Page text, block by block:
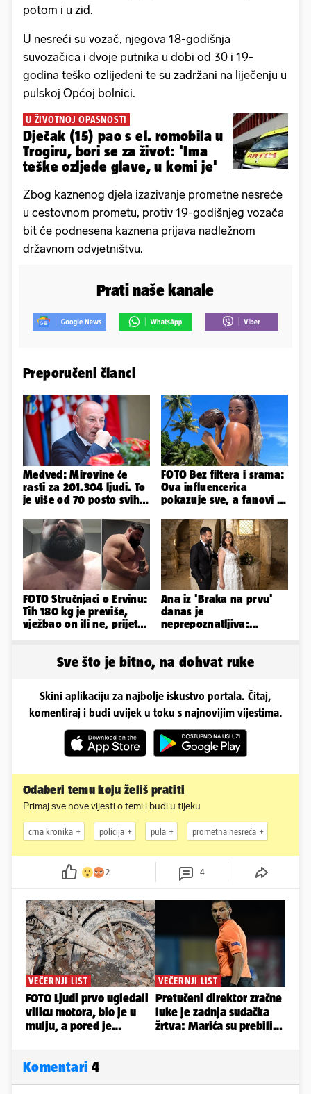
potom i u zid.
U nesreći su vozač, njegova 18-godišnja
suvozačica i dvoje putnika u dobi od 30 i 19-
godina teško ozlijeđeni te su zadržani na liječenju u
pulskoj Općoj bolnici.
U ŽIVOTNOJ OPASNOSTI
Dječak (15) pao s el. romobila u
Trogiru, bori se za život: 'Ima
teške ozljede glave, u komi je'
Zbog kaznenog djela izazivanje prometne nesreće
u cestovnom prometu, protiv 19-godišnjeg vozača
bit će podnesena kaznena prijava nadležnom
državnom odvjetništvu.
Prati naše kanale
Preporučeni članci
Medved: Mirovine će
rasti za 201.304 ljudi. To
je više od 70 posto svih
FOTO Bez filtera i srama:
Ova influencerica
pokazuje sve, a fanovi je
FOTO Stručnjaci o Ervinu:
Tih 180 kg je previše,
vježbao on ili ne, prijete
Ana iz 'Braka na prvu'
danas je
neprepoznatljiva:
Sve što je bitno, na dohvat ruke
Skini aplikaciju za najbolje iskustvo portala. Čitaj,
komentiraj i budi uvijek u toku s najnovijim vijestima.
Odaberi temu koju želiš pratiti
Primaj sve nove vijesti o temi i budi u tijeku
crna kronika policija pula prometna nesreća
2 4
Komentari 4